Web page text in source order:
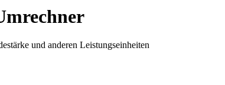
und anderen Leistungseinheiten